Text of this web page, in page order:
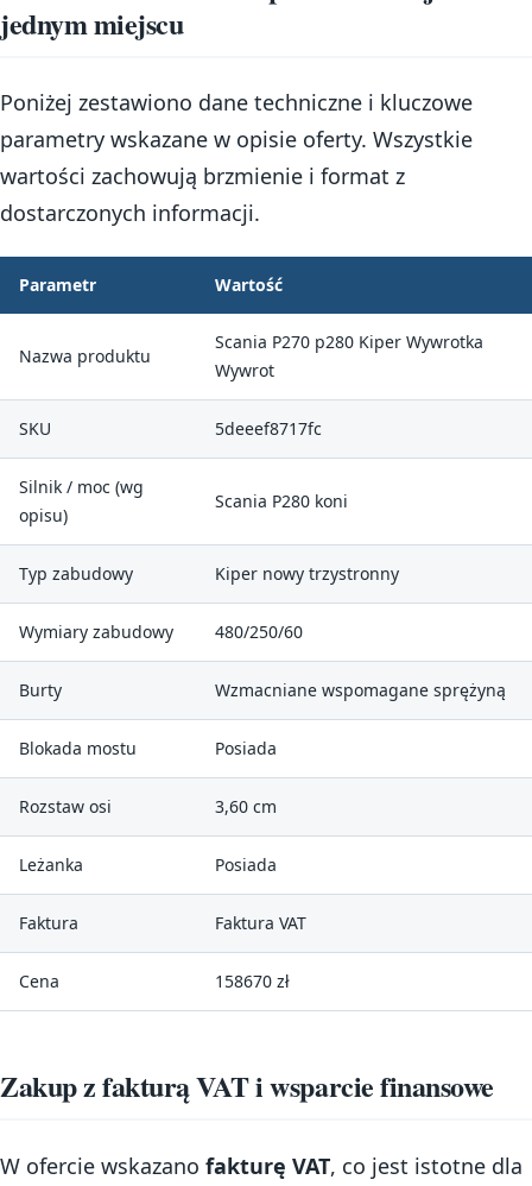
jednym miejscu
Poniżej zestawiono dane techniczne i kluczowe
parametry wskazane w opisie oferty. Wszystkie
wartości zachowują brzmienie i format z
dostarczonych informacji.
Parametr Wartość
Nazwa produktu
Scania P270 p280 Kiper Wywrotka
Wywrot
SKU 5deeef8717fc
Silnik / moc (wg
opisu)
Scania P280 koni
Typ zabudowy Kiper nowy trzystronny
Wymiary zabudowy 480/250/60
Burty Wzmacniane wspomagane sprężyną
Blokada mostu Posiada
Rozstaw osi 3,60 cm
Leżanka Posiada
Faktura Faktura VAT
Cena 158670 zł
Zakup z fakturą VAT i wsparcie finansowe
W ofercie wskazano fakturę VAT, co jest istotne dla